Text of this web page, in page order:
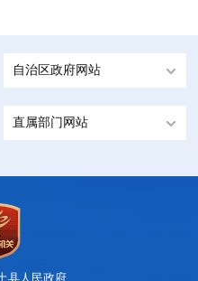
自治区政府网站
直属部门网站
县人民政府